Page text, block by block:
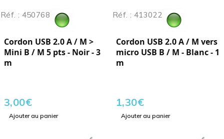
Réf. : 450768
Cordon USB 2.0 A / M >
Mini B / M 5 pts - Noir - 3
m
3,00€
Ajouter au panier
Réf. : 413022
Cordon USB 2.0 A / M vers
micro USB B / M - Blanc - 1
m
1,30€
Ajouter au panier